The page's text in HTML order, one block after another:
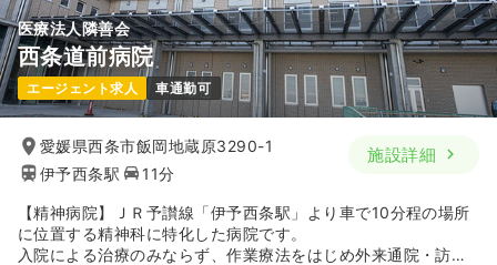
日祝休み
月給25万円以上可
気になる 詳細を見る
日勤のみ（パート） 一時募集休止
給与 時給1,400円〜
時間 9:00～17:00（休憩60分）
土日祝休み
ブランク可
気になる
医療法人隣善会
西条道前病院
エージェント求人 車通勤可
愛媛県西条市飯岡地蔵原3290-1
伊予西条駅
11分
施設詳細
【精神病院】ＪＲ予讃線「伊予西条駅」より車で10分程の場所
に位置する精神科に特化した病院です。
入院による治療のみならず、作業療法をはじめ外来通院・訪問